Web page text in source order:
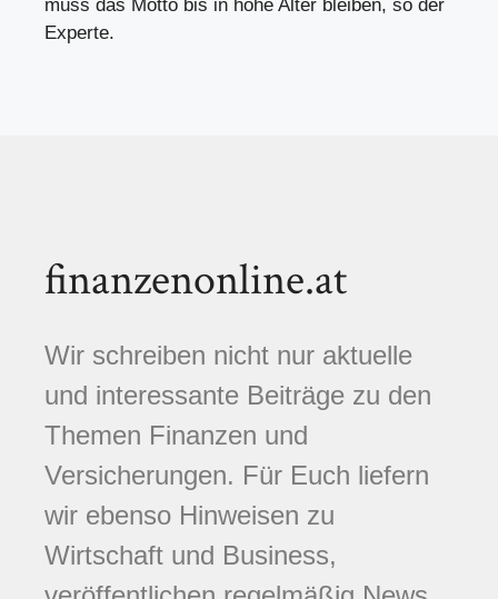
muss das Motto bis in hohe Alter bleiben, so der
Experte.
finanzenonline.at
Wir schreiben nicht nur aktuelle
und interessante Beiträge zu den
Themen Finanzen und
Versicherungen. Für Euch liefern
wir ebenso Hinweisen zu
Wirtschaft und Business,